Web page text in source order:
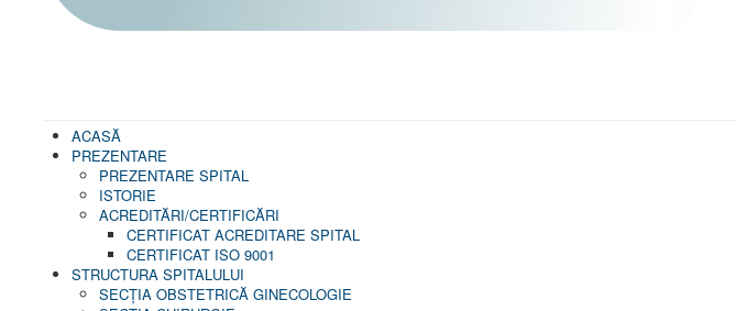
ACASĂ
PREZENTARE
PREZENTARE SPITAL
ISTORIE
ACREDITĂRI/CERTIFICĂRI
CERTIFICAT ACREDITARE SPITAL
CERTIFICAT ISO 9001
STRUCTURA SPITALULUI
SECŢIA OBSTETRICĂ GINECOLOGIE